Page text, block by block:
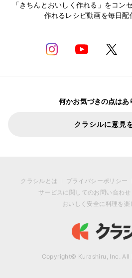
「きちんとおいしく作れる」をコン
作れるレシピ動画を毎日配
何かお気づきの点はあ
クラシルに意見
クラシルとは プライバシーポリシー
サービスに関してのお問い合わせ
おいしく安全に料理を楽
Copyright© Kurashiru, Inc. All